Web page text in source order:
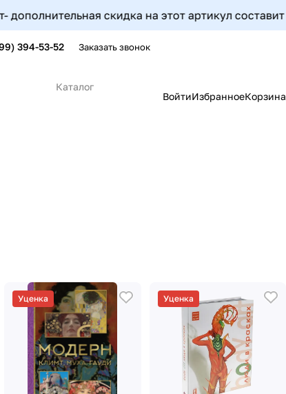
скидка на этот артикул составит 5%, от 10шт
394-53-52 Заказать звонок
Каталог
ВойтиИзбранноеКорзина
Уценка Уценка